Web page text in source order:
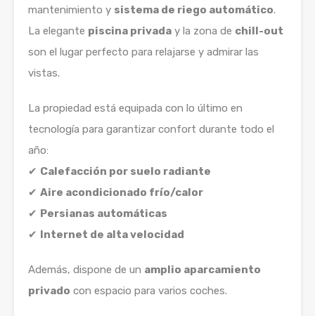
mantenimiento y sistema de riego automático.
La elegante piscina privada y la zona de chill-out
son el lugar perfecto para relajarse y admirar las
vistas.
La propiedad está equipada con lo último en
tecnología para garantizar confort durante todo el
año:
✔ Calefacción por suelo radiante
✔ Aire acondicionado frío/calor
✔ Persianas automáticas
✔ Internet de alta velocidad
Además, dispone de un amplio aparcamiento
privado con espacio para varios coches.